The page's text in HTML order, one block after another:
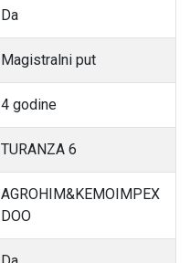
Da
Magistralni put
4 godine
TURANZA 6
AGROHIM&KEMOIMPEX
DOO